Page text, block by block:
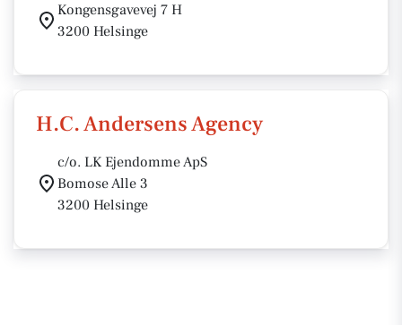
Kongensgavevej 7 H
3200 Helsinge
H.C. Andersens Agency
c/o. LK Ejendomme ApS
Bomose Alle 3
3200 Helsinge